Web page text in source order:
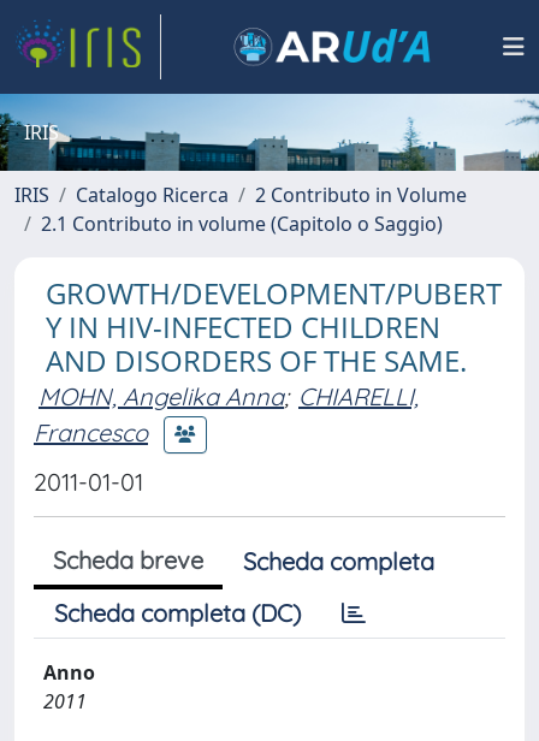
IRIS
IRIS Catalogo Ricerca
2 Contributo in Volume
2.1 Contributo in volume (Capitolo o Saggio)
GROWTH/DEVELOPMENT/PUBERT
Y IN HIV-INFECTED CHILDREN
AND DISORDERS OF THE SAME.
MOHN, Angelika Anna; CHIARELLI,
Francesco
2011-01-01
Scheda breve
Scheda completa
Scheda completa (DC)
Anno
2011